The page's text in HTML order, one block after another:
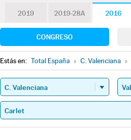
2019 2019-28A 2016
CONGRESO
Estás en: Total España » C. Valenciana »